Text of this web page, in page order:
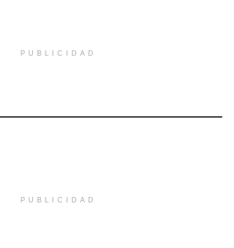
PUBLICIDAD
PUBLICIDAD